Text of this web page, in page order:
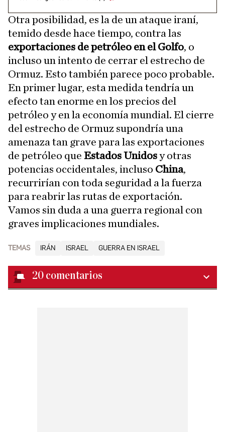
Otra posibilidad, es la de un ataque iraní,
temido desde hace tiempo, contra las
exportaciones de petróleo en el Golfo, o
incluso un intento de cerrar el estrecho de
Ormuz. Esto también parece poco probable.
En primer lugar, esta medida tendría un
efecto tan enorme en los precios del
petróleo y en la economía mundial. El cierre
del estrecho de Ormuz supondría una
amenaza tan grave para las exportaciones
de petróleo que Estados Unidosy otras
potencias occidentales, incluso China,
recurrirían con toda seguridad a la fuerza
para reabrir las rutas de exportación.
Vamos sin duda a una guerra regional con
graves implicaciones mundiales.
TEMAS IRÁN ISRAEL GUERRA EN ISRAEL
20 comentarios